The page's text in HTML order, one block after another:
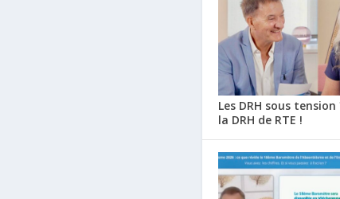
Les DRH sous tension
la DRH de RTE !